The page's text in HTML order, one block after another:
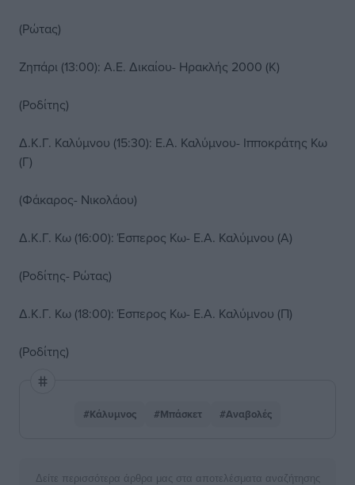
(Ρώτας)
Ζηπάρι (13:00): Α.Ε. Δικαίου- Ηρακλής 2000 (Κ)
(Ροδίτης)
Δ.Κ.Γ. Καλύμνου (15:30): Ε.Α. Καλύμνου- Ιπποκράτης Κω
(Γ)
(Φάκαρος- Νικολάου)
Δ.Κ.Γ. Κω (16:00): Έσπερος Κω- Ε.Α. Καλύμνου (Α)
(Ροδίτης- Ρώτας)
Δ.Κ.Γ. Κω (18:00): Έσπερος Κω- Ε.Α. Καλύμνου (Π)
(Ροδίτης)
#Κάλυμνος #Μπάσκετ #Αναβολές
Δείτε περισσότερα άρθρα μας στα αποτελέσματα αναζήτησης